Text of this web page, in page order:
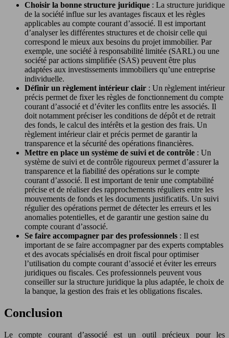
Choisir la bonne structure juridique : La structure juridique
de la société influe sur les avantages fiscaux et les règles
applicables au compte courant d’associé. Il est important
d’analyser les différentes structures et de choisir celle qui
correspond le mieux aux besoins du projet immobilier. Par
exemple, une société à responsabilité limitée (SARL) ou une
société par actions simplifiée (SAS) peuvent être plus
adaptées aux investissements immobiliers qu’une entreprise
individuelle.
Définir un règlement intérieur clair : Un règlement intérieur
précis permet de fixer les règles de fonctionnement du compte
courant d’associé et d’éviter les conflits entre les associés. Il
doit notamment préciser les conditions de dépôt et de retrait
des fonds, le calcul des intérêts et la gestion des frais. Un
règlement intérieur clair et précis permet de garantir la
transparence et la sécurité des opérations financières.
Mettre en place un système de suivi et de contrôle : Un
système de suivi et de contrôle rigoureux permet d’assurer la
transparence et la fiabilité des opérations sur le compte
courant d’associé. Il est important de tenir une comptabilité
précise et de réaliser des rapprochements réguliers entre les
mouvements de fonds et les documents justificatifs. Un suivi
régulier des opérations permet de détecter les erreurs et les
anomalies potentielles, et de garantir une gestion saine du
compte courant d’associé.
Se faire accompagner par des professionnels : Il est
important de se faire accompagner par des experts comptables
et des avocats spécialisés en droit fiscal pour optimiser
l’utilisation du compte courant d’associé et éviter les erreurs
juridiques ou fiscales. Ces professionnels peuvent vous
conseiller sur la structure juridique la plus adaptée, le choix de
la banque, la gestion des frais et les obligations fiscales.
Conclusion
Le compte courant d’associé est un outil précieux pour les